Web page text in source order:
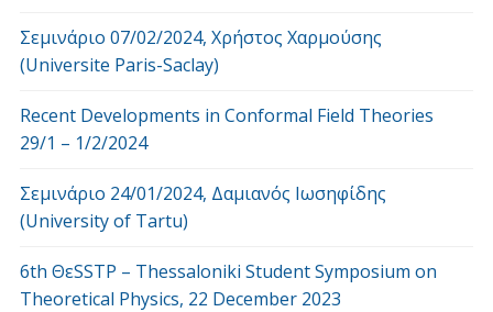
Σεμινάριο 07/02/2024, Χρήστος Χαρμούσης
(Universite Paris-Saclay)
Recent Developments in Conformal Field Theories
29/1 – 1/2/2024
Σεμινάριο 24/01/2024, Δαμιανός Ιωσηφίδης
(University of Tartu)
6th ΘεSSTP – Thessaloniki Student Symposium on
Theoretical Physics, 22 December 2023